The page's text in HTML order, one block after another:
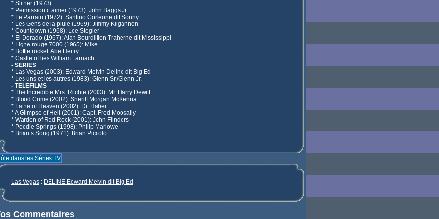
* Slither (1973)
* Permission d aimer (1973): John Baggs Jr.
* Le Parrain (1972): Santino Corleone dit Sonny
* Les Gens de la pluie (1969): Jimmy Kilgannon
* Countdown (1968): Lee Stegler
* El Dorado (1967): Alan Bourdillion Traherne dit Mississippi
* Ligne rouge 7000 (1965): Mike
* Bottle rocket: Abe Henry
* Castle of lies William Larnach
- SERIES
* Las Vegas (2003): Edward Melvin Deline dit Big Ed
* Les uns et les autres (1983): Glenn Sr./Glenn Jr.
- TELEFILMS
* The Incredible Mrs. Ritchie (2003): Mr. Harry Dewitt
* Blood Crime (2002): Sheriff Morgan McKenna
* Lathe of Heaven (2002): Dr. Haber
* A Glimpse of Hell (2001): Capt. Fred Moosally
* Warden of Red Rock (2001): John Flinders
* Poodle Springs (1998): Philip Marlowe
* Brian s Song (1971): Brian Piccolo
dans les Séries TV
Las Vegas : DELINE Edward Melvin dit Big Ed
Commentaires